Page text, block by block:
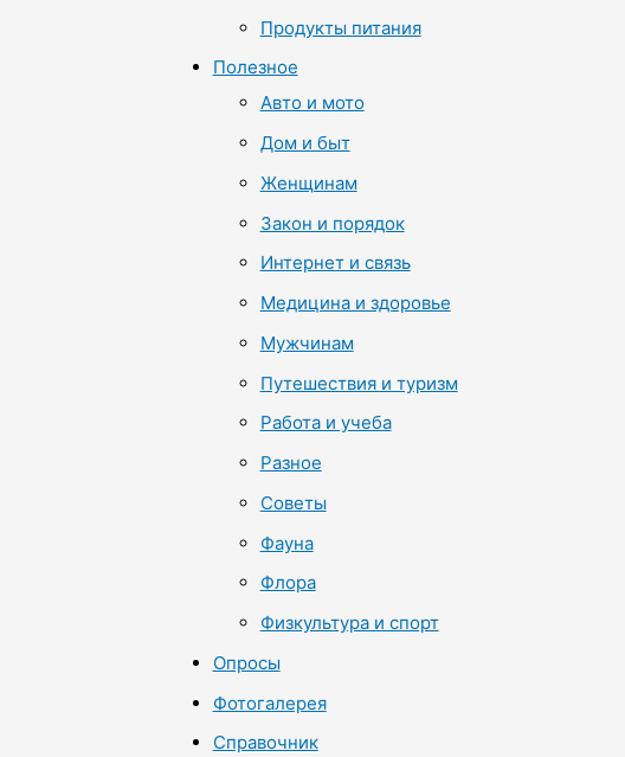
Продукты питания
Полезное
Авто и мото
Дом и быт
Женщинам
Закон и порядок
Интернет и связь
Медицина и здоровье
Мужчинам
Путешествия и туризм
Работа и учеба
Разное
Советы
Фауна
Флора
Физкультура и спорт
Опросы
Фотогалерея
Справочник